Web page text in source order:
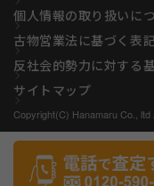
個人情報の取り扱いに
古物営業法に基づく表記
反社会的勢力に対する
サイトマップ
Copyright(C) Hanamaru Co.,